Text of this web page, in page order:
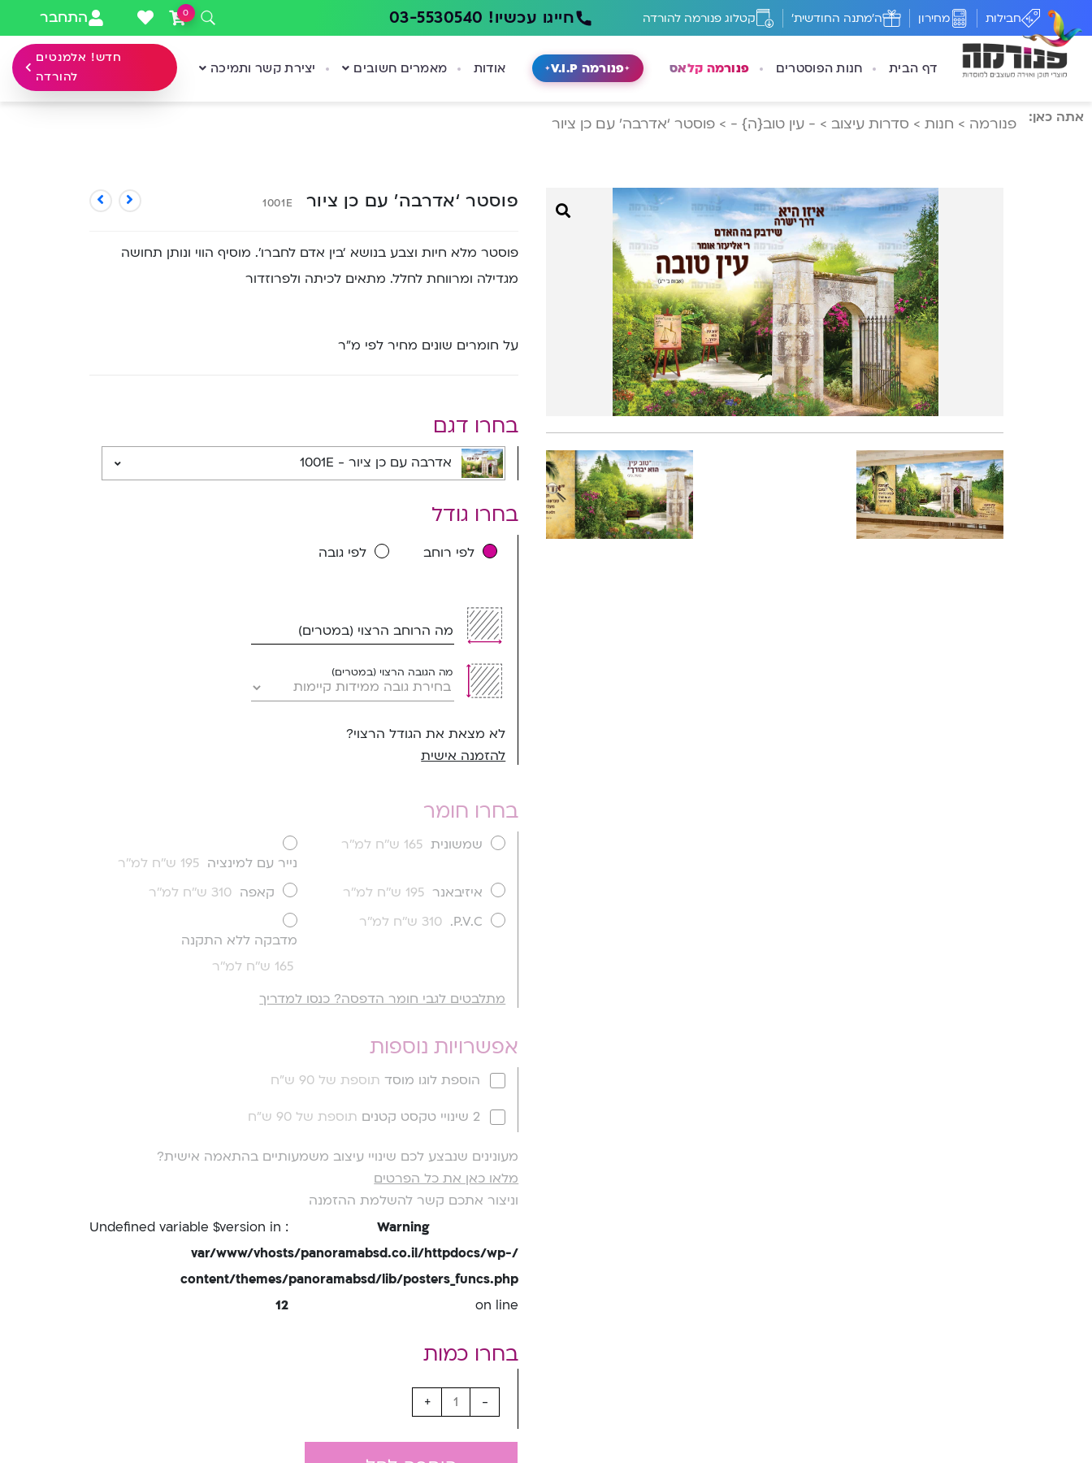
חבילות מחירון ה'מתנה החודשית' קטלוג פנורמה להורדה חייגו עכשיו! 03-5530540 0 התחבר
דף הבית חנות הפוסטרים פנורמה קלאס פנורמה V.I.P אודות מאמרים חשובים יצירת קשר ותמיכה
חדש! אלמנטים
להורדה
אתה כאן: פנורמה > חנות > סדרות עיצוב > - עין טוב{ה} - > פוסטר ‘אדרבה’ עם כן ציור
פוסטר ‘אדרבה’ עם כן ציור 1001E
פוסטר מלא חיות וצבע בנושא ‘בין אדם לחברו’. מוסיף הווי ונותן תחושה
מגדילה ומרווחת לחלל. מתאים לכיתה ולפרוזדור
על חומרים שונים מחיר לפי מ”ר
בחרו דגם
בחרו גודל
לפי רוחב לפי גובה
מה הרוחב הרצוי (במטרים)
מה הגובה הרצוי (במטרים)
לא מצאת את הגודל הרצוי?
להזמנה אישית
בחרו חומר
שמשונית 165 ש''ח למ''ר
נייר עם למינציה 195 ש''ח למ''ר
איזיבאנר 195 ש''ח למ''ר קאפה 310 ש''ח למ''ר
P.V.C.
310 ש''ח למ''ר
מדבקה ללא התקנה
165 ש''ח למ''ר
מתלבטים לגבי חומר הדפסה? כנסו למדריך
אפשרויות נוספות
הוספת לוגו מוסד תוספת של 90 ש"ח
2 שינויי טקסט קטנים תוספת של 90 ש"ח
מעונינים שנבצע לכם שינויי עיצוב משמעותיים בהתאמה אישית?
מלאו כאן את כל הפרטים
וניצור אתכם קשר להשלמת ההזמנה
Warning
: Undefined variable $version in
/var/www/vhosts/panoramabsd.co.il/httpdocs/wp-
content/themes/panoramabsd/lib/posters_funcs.php
on line
12
-
+